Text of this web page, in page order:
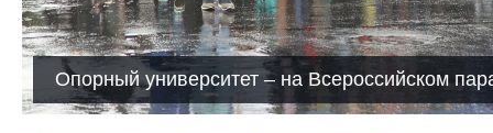
Опорный университет – на Всероссийском